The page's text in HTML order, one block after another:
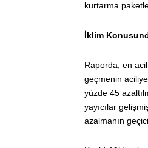
kurtarma
İklim
Raporda, en
geçmenin
yüzde 45
yayıcılar
azalmanın